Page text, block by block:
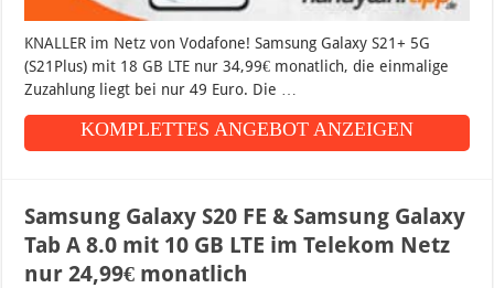
KNALLER im Netz von Vodafone! Samsung Galaxy S21+ 5G
(S21Plus) mit 18 GB LTE nur 34,99€ monatlich, die einmalige
Zuzahlung liegt bei nur 49 Euro. Die …
KOMPLETTES ANGEBOT ANZEIGEN
Samsung Galaxy S20 FE & Samsung Galaxy
Tab A 8.0 mit 10 GB LTE im Telekom Netz
nur 24,99€ monatlich